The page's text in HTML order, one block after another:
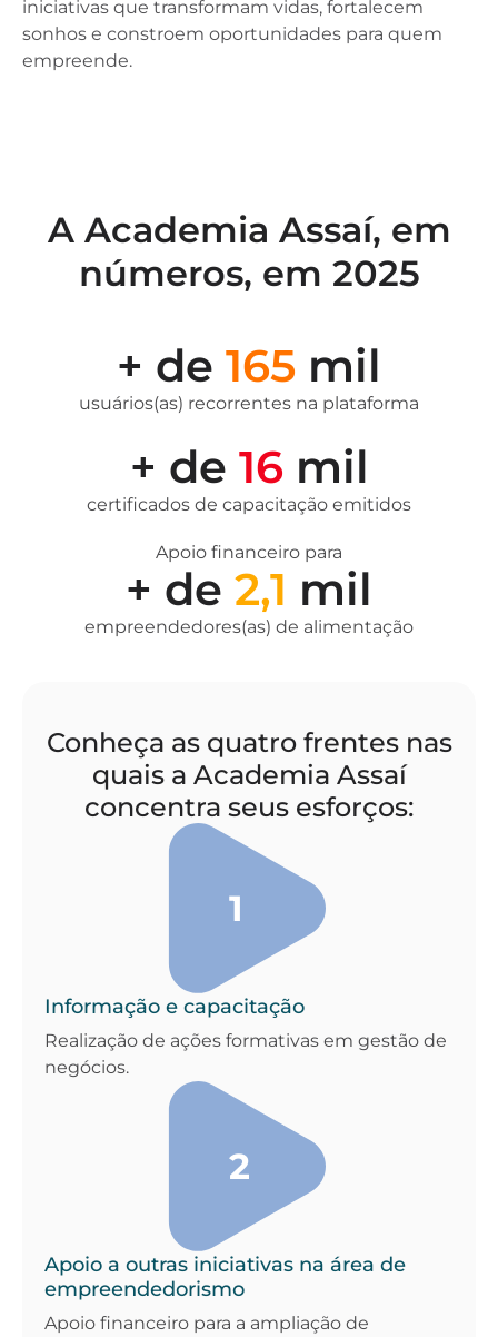
iniciativas que transformam vidas, fortalecem
sonhos e constroem oportunidades para quem
empreende.
A Academia Assaí, em
números, em 2025
+ de 165 mil
usuários(as) recorrentes na plataforma
+ de 16 mil
certificados de capacitação emitidos
Apoio financeiro para
+ de 2,1 mil
empreendedores(as) de alimentação
Conheça as quatro frentes nas
quais a Academia Assaí
concentra seus esforços:
1
Informação e capacitação
Realização de ações formativas em gestão de
negócios.
2
Apoio a outras iniciativas na área de
empreendedorismo
Apoio financeiro para a ampliação de